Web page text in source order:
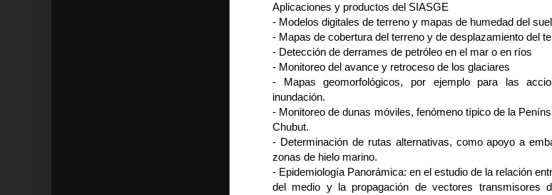
Aplicaciones y productos del SIASGE
- Modelos digitales de terreno y mapas de humedad del
- Mapas de cobertura del terreno y de desplazamiento del
- Detección de derrames de petróleo en el mar o en ríos
- Monitoreo del avance y retroceso de los glaciares
- Mapas geomorfológicos, por ejemplo para las
inundación.
- Monitoreo de dunas móviles, fenómeno típico de la
Chubut.
- Determinación de rutas alternativas, como apoyo a
zonas de hielo marino.
- Epidemiología Panorámica: en el estudio de la relación
del medio y la propagación de vectores transmisores